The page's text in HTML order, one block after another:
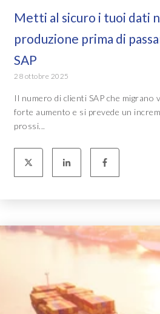
Metti al sicuro i tuoi dati
produzione prima di
SAP
28 ottobre 2025
Il numero di clienti SAP che migrano
forte aumento e si prevede un
prossi...